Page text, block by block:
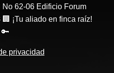
62-06 Edificio Forum
¡Tu aliado en finca raíz!
🔑
privacidad